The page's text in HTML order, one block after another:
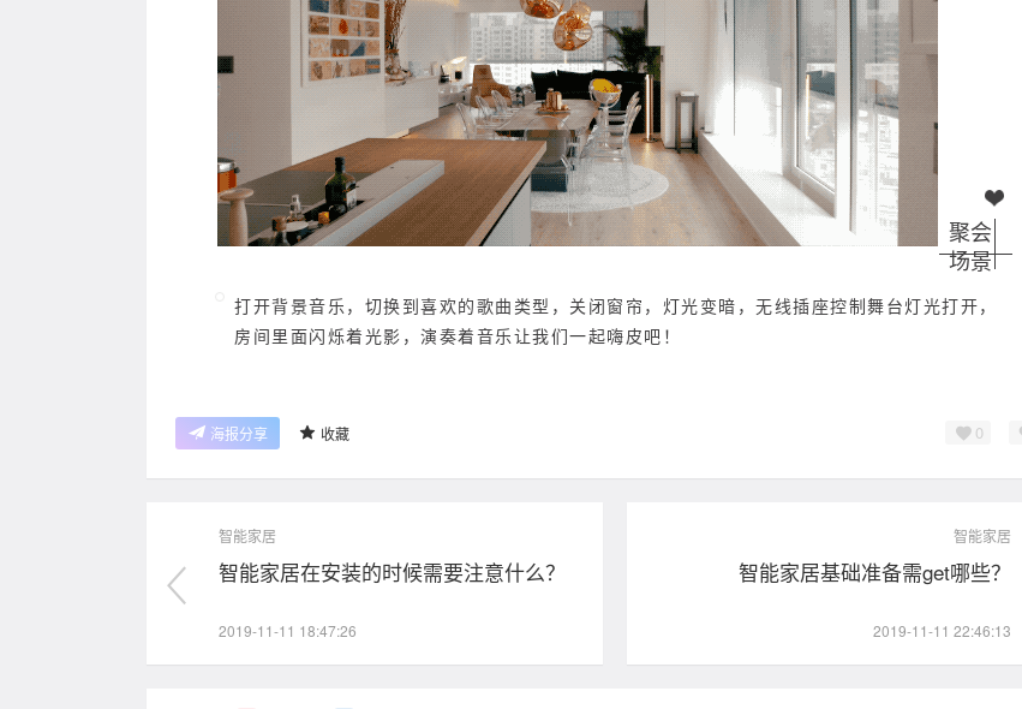
聚会
场景
打开背景音乐，切换到喜欢的歌曲类型，关闭窗帘，灯光变暗，无线插座控制舞台灯光打开，
房间里面闪烁着光影，演奏着音乐让我们一起嗨皮吧！
海报分享 收藏 0
智能家居
智能家居在安装的时候需要注意什么？
2019-11-11 18:47:26
智能家居
智能家居基础准备需get哪些？
2019-11-11 22:46:13